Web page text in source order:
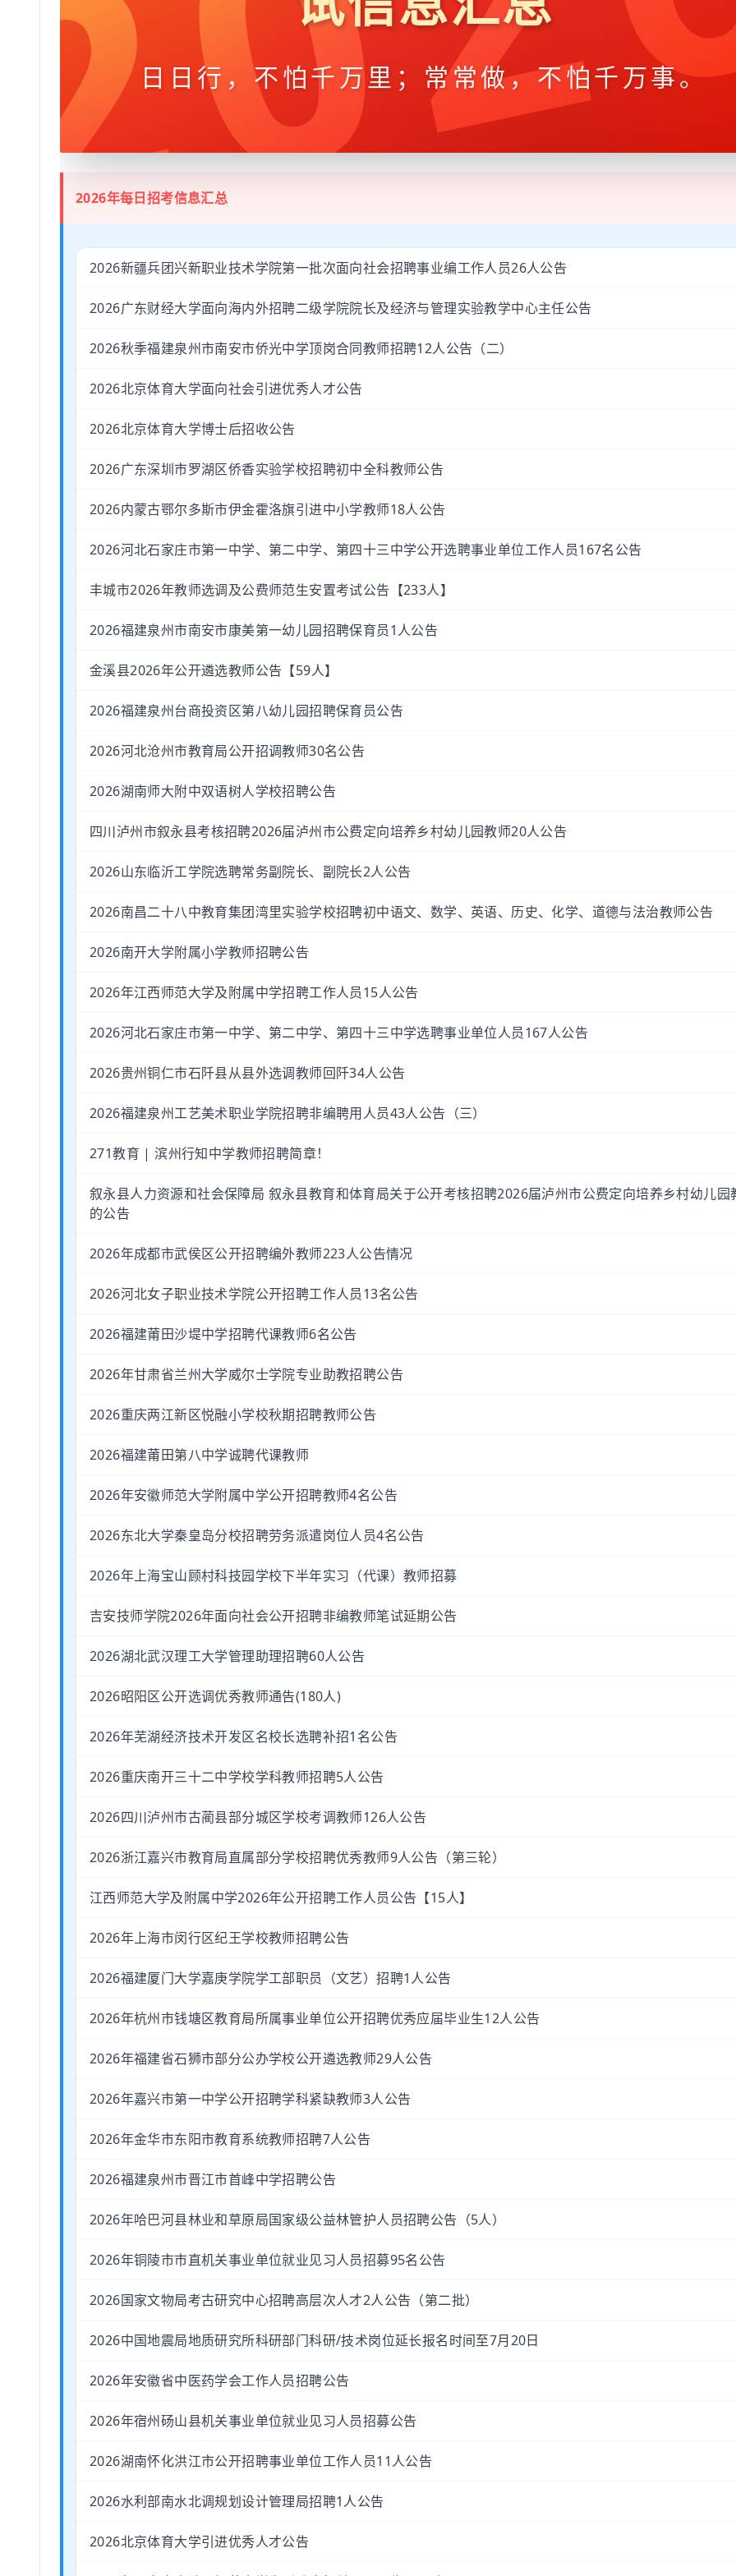
日日行，不怕千万里；常常做，不怕千万事。
2026年每日招考信息汇总
2026新疆兵团兴新职业技术学院第一批次面向社会招聘事业编工作人员26人公告
2026广东财经大学面向海内外招聘二级学院院长及经济与管理实验教学中心主任公告
2026秋季福建泉州市南安市侨光中学顶岗合同教师招聘12人公告（二）
2026北京体育大学面向社会引进优秀人才公告
2026北京体育大学博士后招收公告
2026广东深圳市罗湖区侨香实验学校招聘初中全科教师公告
2026内蒙古鄂尔多斯市伊金霍洛旗引进中小学教师18人公告
2026河北石家庄市第一中学、第二中学、第四十三中学公开选聘事业单位工作人员167名公告
丰城市2026年教师选调及公费师范生安置考试公告【233人】
2026福建泉州市南安市康美第一幼儿园招聘保育员1人公告
金溪县2026年公开遴选教师公告【59人】
2026福建泉州台商投资区第八幼儿园招聘保育员公告
2026河北沧州市教育局公开招调教师30名公告
2026湖南师大附中双语树人学校招聘公告
四川泸州市叙永县考核招聘2026届泸州市公费定向培养乡村幼儿园教师20人公告
2026山东临沂工学院选聘常务副院长、副院长2人公告
2026南昌二十八中教育集团湾里实验学校招聘初中语文、数学、英语、历史、化学、道德与法治教师公告
2026南开大学附属小学教师招聘公告
2026年江西师范大学及附属中学招聘工作人员15人公告
2026河北石家庄市第一中学、第二中学、第四十三中学选聘事业单位人员167人公告
2026贵州铜仁市石阡县从县外选调教师回阡34人公告
2026福建泉州工艺美术职业学院招聘非编聘用人员43人公告（三）
271教育 | 滨州行知中学教师招聘简章！
叙永县人力资源和社会保障局 叙永县教育和体育局关于公开考核招聘2026届泸州市公费定向培养乡村幼儿园
的公告
2026年成都市武侯区公开招聘编外教师223人公告情况
2026河北女子职业技术学院公开招聘工作人员13名公告
2026福建莆田沙堤中学招聘代课教师6名公告
2026年甘肃省兰州大学威尔士学院专业助教招聘公告
2026重庆两江新区悦融小学校秋期招聘教师公告
2026福建莆田第八中学诚聘代课教师
2026年安徽师范大学附属中学公开招聘教师4名公告
2026东北大学秦皇岛分校招聘劳务派遣岗位人员4名公告
2026年上海宝山顾村科技园学校下半年实习（代课）教师招募
吉安技师学院2026年面向社会公开招聘非编教师笔试延期公告
2026湖北武汉理工大学管理助理招聘60人公告
2026昭阳区公开选调优秀教师通告(180人)
2026年芜湖经济技术开发区名校长选聘补招1名公告
2026重庆南开三十二中学校学科教师招聘5人公告
2026四川泸州市古蔺县部分城区学校考调教师126人公告
2026浙江嘉兴市教育局直属部分学校招聘优秀教师9人公告（第三轮）
江西师范大学及附属中学2026年公开招聘工作人员公告【15人】
2026年上海市闵行区纪王学校教师招聘公告
2026福建厦门大学嘉庚学院学工部职员（文艺）招聘1人公告
2026年杭州市钱塘区教育局所属事业单位公开招聘优秀应届毕业生12人公告
2026年福建省石狮市部分公办学校公开遴选教师29人公告
2026年嘉兴市第一中学公开招聘学科紧缺教师3人公告
2026年金华市东阳市教育系统教师招聘7人公告
2026福建泉州市晋江市首峰中学招聘公告
2026年哈巴河县林业和草原局国家级公益林管护人员招聘公告（5人）
2026年铜陵市市直机关事业单位就业见习人员招募95名公告
2026国家文物局考古研究中心招聘高层次人才2人公告（第二批）
2026中国地震局地质研究所科研部门科研/技术岗位延长报名时间至7月20日
2026年安徽省中医药学会工作人员招聘公告
2026年宿州砀山县机关事业单位就业见习人员招募公告
2026湖南怀化洪江市公开招聘事业单位工作人员11人公告
2026水利部南水北调规划设计管理局招聘1人公告
2026北京体育大学引进优秀人才公告